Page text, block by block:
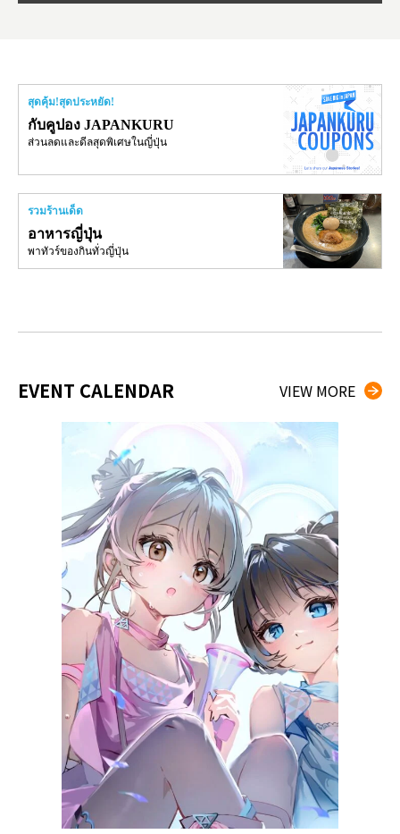
สุดคุ้ม!สุดประหยัด!
กับคูปอง JAPANKURU
ส่วนลดและดีลสุดพิเศษในญี่ปุ่น
รวมร้านเด็ด
อาหารญี่ปุ่น
พาทัวร์ของกินทั่วญี่ปุ่น
EVENT CALENDAR VIEW MORE